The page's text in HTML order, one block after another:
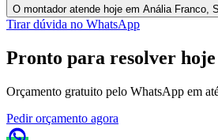
O montador atende hoje em Anália Franco,
Tirar dúvida no WhatsApp
Pronto para resolver hoje
Orçamento gratuito pelo WhatsApp em
Pedir orçamento agora